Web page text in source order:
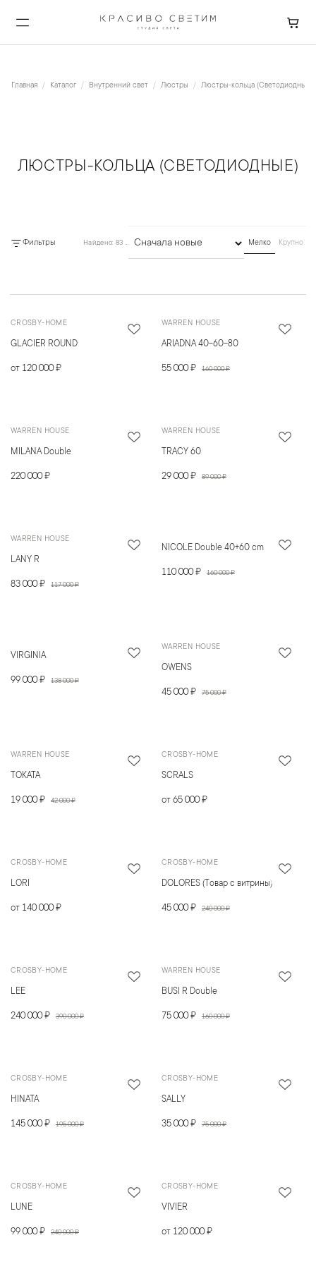
Главная Каталог Внутренний свет Люстры Люстры-кольца (Светодиодные)
ЛЮСТРЫ-КОЛЬЦА (СВЕТОДИОДНЫЕ)
Фильтры Найдено: 83 товара Мелко Крупно
CROSBY-HOME
GLACIER ROUND
от 120 000 ₽
WARREN HOUSE
ARIADNA 40-60-80
55 000 ₽ 160 000 ₽
WARREN HOUSE
MILANA Double
220 000 ₽
WARREN HOUSE
TRACY 60
29 000 ₽ 89 000 ₽
WARREN HOUSE
LANY R
83 000 ₽ 117 000 ₽
NICOLE Double 40+60 cm
110 000 ₽ 160 000 ₽
VIRGINIA
99 000 ₽ 138 000 ₽
WARREN HOUSE
OWENS
45 000 ₽ 75 000 ₽
WARREN HOUSE
TOKATA
19 000 ₽ 42 000 ₽
CROSBY-HOME
SCRALS
от 65 000 ₽
CROSBY-HOME
LORI
от 140 000 ₽
CROSBY-HOME
DOLORES (Товар с витрины)
45 000 ₽ 240 000 ₽
CROSBY-HOME
LEE
240 000 ₽ 390 000 ₽
WARREN HOUSE
BUSI R Double
75 000 ₽ 160 000 ₽
CROSBY-HOME
HINATA
145 000 ₽ 195 000 ₽
CROSBY-HOME
SALLY
35 000 ₽ 75 000 ₽
CROSBY-HOME
LUNE
99 000 ₽ 240 000 ₽
CROSBY-HOME
VIVIER
от 120 000 ₽